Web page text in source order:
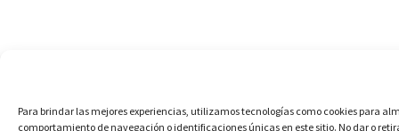
Para brindar las mejores experiencias, utilizamos tecnologías como cookies para
comportamiento de navegación o identificaciones únicas en este sitio. No dar o